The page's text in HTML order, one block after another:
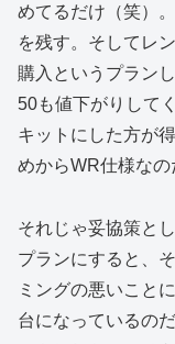
めてるだけ（笑）
を残す。そしてレ
購入というプラン
50も値下がりして
キットにした方が
めからWR仕様なの
それじゃ妥協策と
プランにすると、
ミングの悪いこと
台になっているの